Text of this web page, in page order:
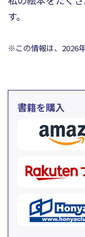
す。
※この情報は、2026
書籍を購入